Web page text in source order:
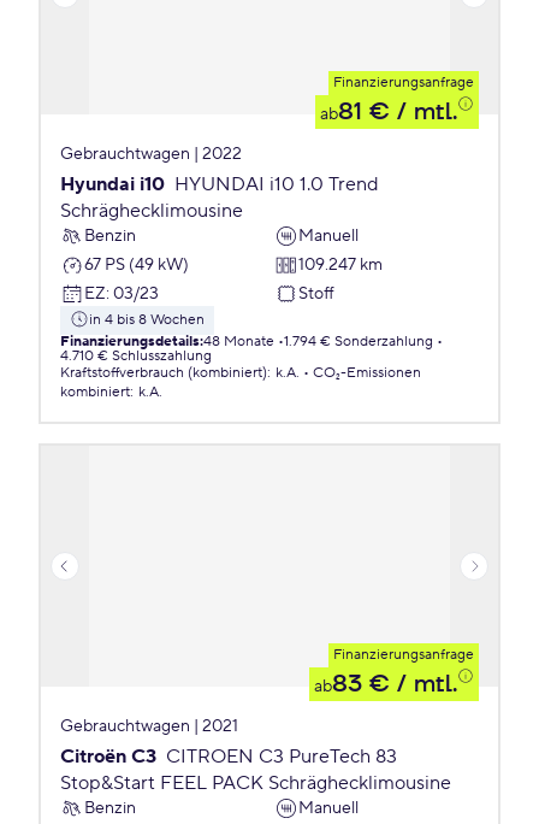
Finanzierungsanfrage
ab81 € / mtl.
Gebrauchtwagen | 2022
Hyundai i10 HYUNDAI i10 1.0 Trend
Schräghecklimousine
Benzin
Manuell
67 PS (49 kW)
109.247 km
EZ: 03/23 Stoff
in 4 bis 8 Wochen
Finanzierungsdetails:48 Monate 1.794 € Sonderzahlung
4.710 € Schlusszahlung
Kraftstoffverbrauch (kombiniert): k.A.
CO₂-Emissionen
kombiniert: k.A.
Finanzierungsanfrage
ab83 € / mtl.
Gebrauchtwagen | 2021
Citroën C3 CITROEN C3 PureTech 83
Stop&Start FEEL PACK Schräghecklimousine
Benzin
Manuell